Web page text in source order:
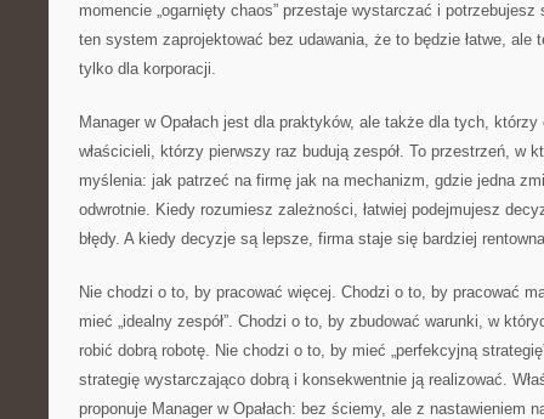
momencie „ogarnięty chaos” przestaje wystarczać i
ten system zaprojektować bez udawania, że to będzie łatwe, ale
tylko dla korporacji.
Manager w Opałach jest dla praktyków, ale także dla tych,
właścicieli, którzy pierwszy raz budują zespół. To przestrzeń, w
myślenia: jak patrzeć na firmę jak na mechanizm, gdzie jedna
odwrotnie. Kiedy rozumiesz zależności, łatwiej podejmujesz
błędy. A kiedy decyzje są lepsze, firma staje się bardziej
Nie chodzi o to, by pracować więcej. Chodzi o to, by pracować
mieć „idealny zespół”. Chodzi o to, by zbudować warunki, w
robić dobrą robotę. Nie chodzi o to, by mieć „perfekcyjną
strategię wystarczająco dobrą i konsekwentnie ją realizować.
proponuje Manager w Opałach: bez ściemy, ale z nastawieniem